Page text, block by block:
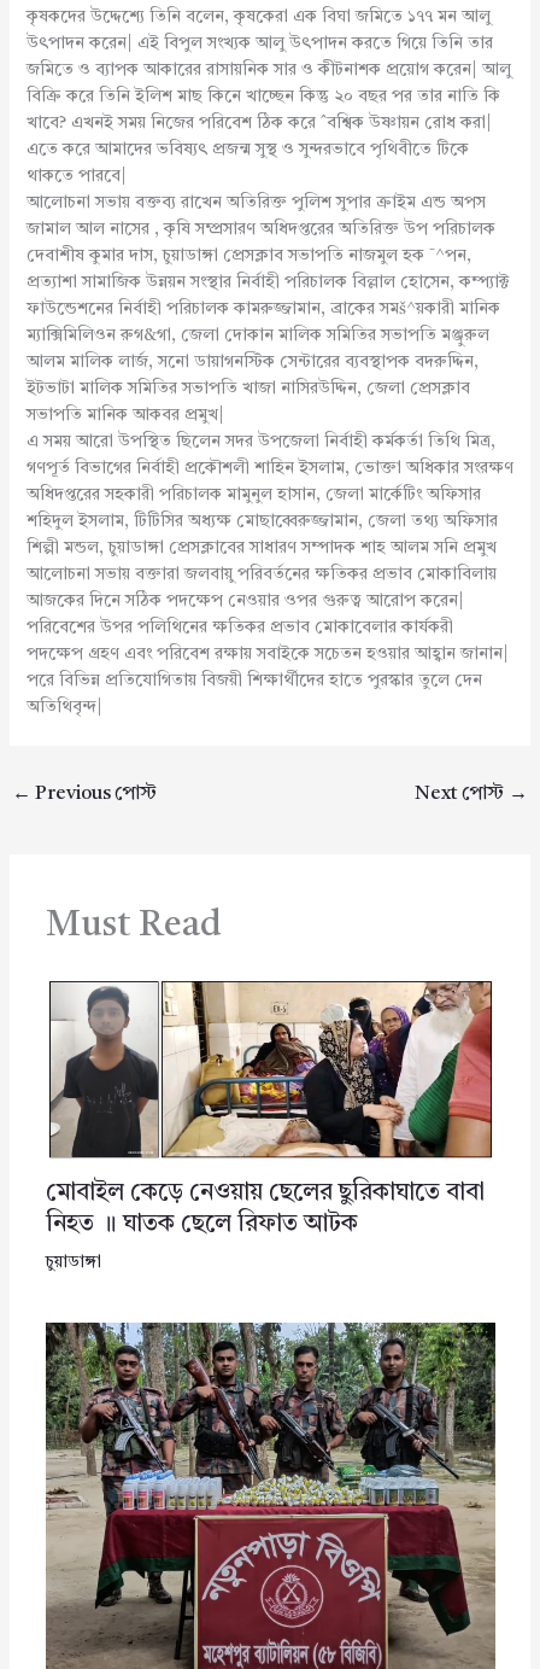
কৃষকদের উদ্দেশ্যে তিনি বলেন, কৃষকেরা এক বিঘা জমিতে ১৭৭ মন আলু
উৎপাদন করেন| এই বিপুল সংখ্যক আলু উৎপাদন করতে গিয়ে তিনি তার
জমিতে ও ব্যাপক আকারের রাসায়নিক সার ও কীটনাশক প্রয়োগ করেন| আলু
বিক্রি করে তিনি ইলিশ মাছ কিনে খাচ্ছেন কিন্তু ২০ বছর পর তার নাতি কি
খাবে? এখনই সময় নিজের পরিবেশ ঠিক করে ˆবশ্বিক উষ্ণায়ন রোধ করা|
এতে করে আমাদের ভবিষ্যৎ প্রজন্ম সুস্থ ও সুন্দরভাবে পৃথিবীতে টিকে
থাকতে পারবে|
আলোচনা সভায় বক্তব্য রাখেন অতিরিক্ত পুলিশ সুপার ক্রাইম এন্ড অপস
জামাল আল নাসের , কৃষি সম্প্রসারণ অধিদপ্তরের অতিরিক্ত উপ পরিচালক
দেবাশীষ কুমার দাস, চুয়াডাঙ্গা প্রেসক্লাব সভাপতি নাজমুল হক ¯^পন,
প্রত্যাশা সামাজিক উন্নয়ন সংস্থার নির্বাহী পরিচালক বিল্লাল হোসেন, কম্প্যাক্ট
ফাউন্ডেশনের নির্বাহী পরিচালক কামরুজ্জামান, ব্রাকের সমš^য়কারী মানিক
ম্যাক্সিমিলিওন রুগ&গা, জেলা দোকান মালিক সমিতির সভাপতি মঞ্জুরুল
আলম মালিক লার্জ, সনো ডায়াগনস্টিক সেন্টারের ব্যবস্থাপক বদরুদ্দিন,
ইটভাটা মালিক সমিতির সভাপতি খাজা নাসিরউদ্দিন, জেলা প্রেসক্লাব
সভাপতি মানিক আকবর প্রমুখ|
এ সময় আরো উপস্থিত ছিলেন সদর উপজেলা নির্বাহী কর্মকর্তা তিথি মিত্র,
গণপূর্ত বিভাগের নির্বাহী প্রকৌশলী শাহিন ইসলাম, ভোক্তা অধিকার সংরক্ষণ
অধিদপ্তরের সহকারী পরিচালক মামুনুল হাসান, জেলা মার্কেটিং অফিসার
শহিদুল ইসলাম, টিটিসির অধ্যক্ষ মোছাব্বেরুজ্জামান, জেলা তথ্য অফিসার
শিল্পী মন্ডল, চুয়াডাঙ্গা প্রেসক্লাবের সাধারণ সম্পাদক শাহ আলম সনি প্রমুখ
আলোচনা সভায় বক্তারা জলবায়ু পরিবর্তনের ক্ষতিকর প্রভাব মোকাবিলায়
আজকের দিনে সঠিক পদক্ষেপ নেওয়ার ওপর গুরুত্ব আরোপ করেন|
পরিবেশের উপর পলিথিনের ক্ষতিকর প্রভাব মোকাবেলার কার্যকরী
পদক্ষেপ গ্রহণ এবং পরিবেশ রক্ষায় সবাইকে সচেতন হওয়ার আহ্বান জানান|
পরে বিভিন্ন প্রতিযোগিতায় বিজয়ী শিক্ষার্থীদের হাতে পুরস্কার তুলে দেন
অতিথিবৃন্দ|
← Previous পোস্ট Next পোস্ট →
Must Read
মোবাইল কেড়ে নেওয়ায় ছেলের ছুরিকাঘাতে বাবা
নিহত ॥ ঘাতক ছেলে রিফাত আটক
চুয়াডাঙ্গা